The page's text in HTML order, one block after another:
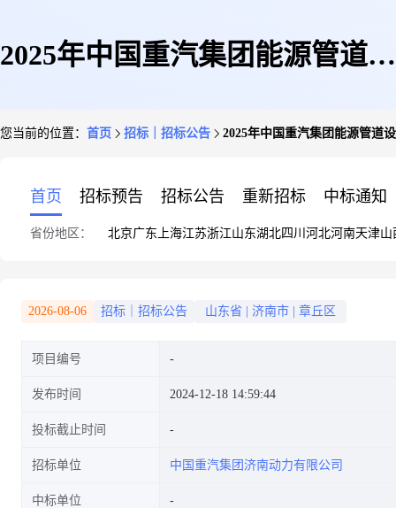
2025年中国重汽集团能源管道设
您当前的位置： 首页 招标｜招标公告 2025年中国重汽集团能源管道
首页 招标预告 招标公告 重新招标 中标通知
省份地区： 北京广东 上海江苏浙江山东湖北四川 河北河南天津山
2026-08-06 招标｜招标公告 山东省 济南市 章丘区
项目编号
发布时间 2024-12-18 14:59:44
投标截止时间
招标单位 中国重汽集团济南动力有限公司
中标单位